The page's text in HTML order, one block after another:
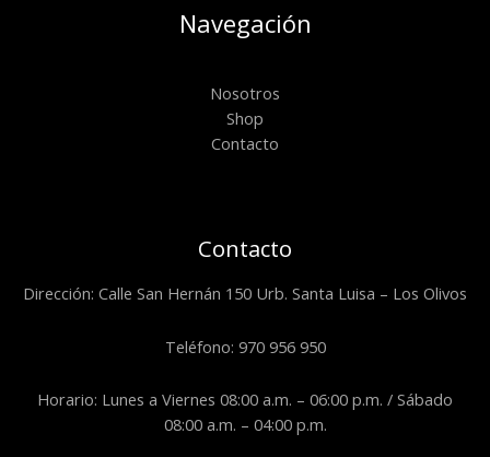
Navegación
Nosotros
Shop
Contacto
Contacto
Dirección: Calle San Hernán 150 Urb. Santa Luisa – Los Olivos
Teléfono: 970 956 950
Horario: Lunes a Viernes 08:00 a.m. – 06:00 p.m. / Sábado
08:00 a.m. – 04:00 p.m.